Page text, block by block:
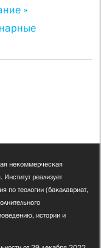
»
некоммерческая
реализует
по теологии (бакалавриат,
истории и